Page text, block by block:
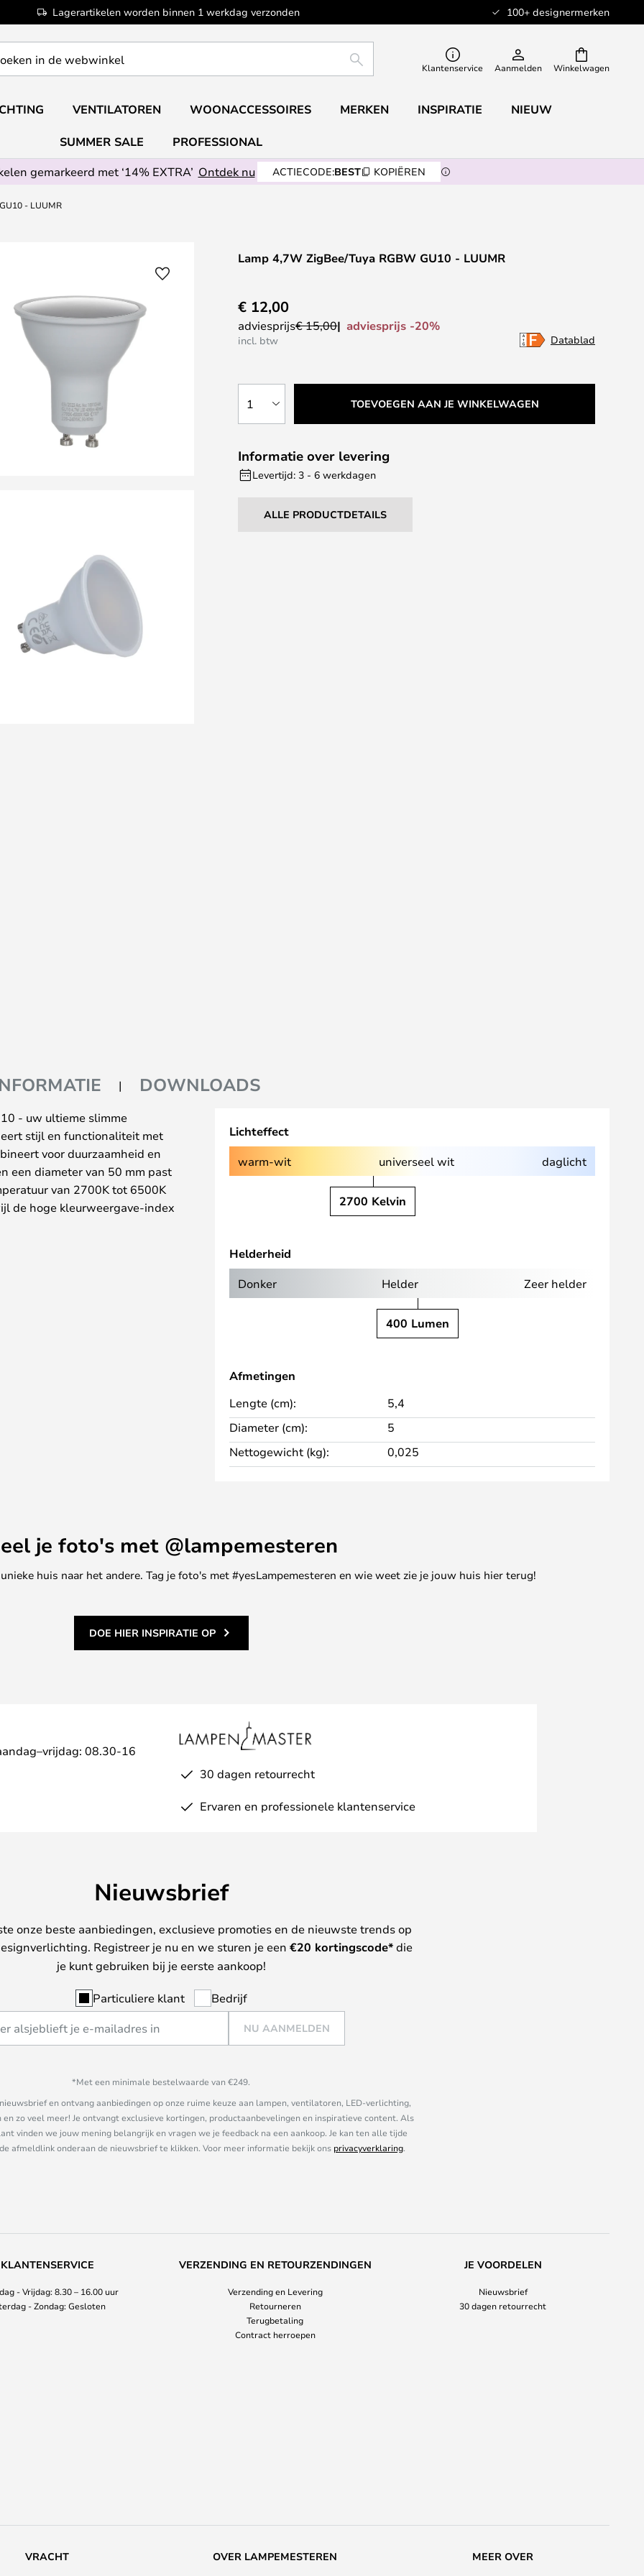
Lagerartikelen worden binnen 1 werkdag verzonden 100+ designermerken
Winkelwagen
ZOEKEN Klantenservice Aanmelden
VENTILATOREN WOONACCESSOIRES MERKEN INSPIRATIE NIEUW
SUMMER SALE
PROFESSIONAL
gemarkeerd met ‘14% EXTRA’ Ontdek nu ACTIECODE:BEST KOPIËREN
- LUUMR
Lamp 4,7W ZigBee/Tuya RGBW GU10 - LUUMR
€ 12,00
adviesprijs€ 15,00 adviesprijs -20%
incl. btw Datablad
1 TOEVOEGEN AAN JE WINKELWAGEN
Informatie over levering
Levertijd: 3 - 6 werkdagen
ALLE PRODUCTDETAILS
DOWNLOADS
- uw ultieme slimme
stijl en functionaliteit met
voor duurzaamheid en
een diameter van 50 mm past
van 2700K tot 6500K
de hoge kleurweergave-index
worden weergegeven.
kunt instellen via uw
maar ook een
zijn tegen temperaturen
Lichteffect
warm-wit universeel wit daglicht
2700 Kelvin
Helderheid
Donker Helder Zeer helder
400 Lumen
Afmetingen
Lengte (cm):
5,4
Diameter (cm):
5
Nettogewicht (kg):
0,025
je foto's met @lampemesteren
huis naar het andere. Tag je foto's met #yesLampemesteren en wie weet zie je jouw huis hier terug!
DOE HIER INSPIRATIE OP
08.30-16
30 dagen retourrecht
Ervaren en professionele klantenservice
Nieuwsbrief
onze beste aanbiedingen, exclusieve promoties en de nieuwste trends op
Registreer je nu en we sturen je een €20 kortingscode*die
je kunt gebruiken bij je eerste aankoop!
Particuliere klant Bedrijf
NU AANMELDEN
*Met een minimale bestelwaarde van €249.
en ontvang aanbiedingen op onze ruime keuze aan lampen, ventilatoren, LED-verlichting,
zo veel meer! Je ontvangt exclusieve kortingen, productaanbevelingen en inspiratieve content. Als
vinden we jouw mening belangrijk en vragen we je feedback na een aankoop. Je kan ten alle tijde
afmeldlink onderaan de nieuwsbrief te klikken. Voor meer informatie bekijk ons privacyverklaring.
KLANTENSERVICE
- Vrijdag: 8.30 – 16.00 uur
- Zondag: Gesloten
VERZENDING EN RETOURZENDINGEN
Verzending en Levering
Retourneren
Terugbetaling
Contract herroepen
JE VOORDELEN
Nieuwsbrief
30 dagen retourrecht
VRACHT OVER LAMPEMESTEREN MEER OVER